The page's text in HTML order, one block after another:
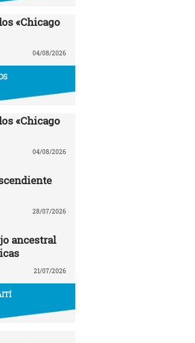
«Chicago
04/08/2026
«Chicago
04/08/2026
28/07/2026
ancestral
21/07/2026